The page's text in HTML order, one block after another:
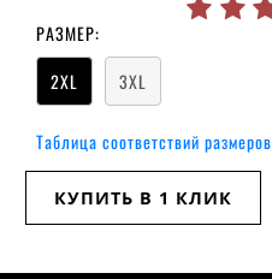
РАЗМЕР:
2XL
3XL
Таблица соответствий размеров
КУПИТЬ В 1 КЛИК